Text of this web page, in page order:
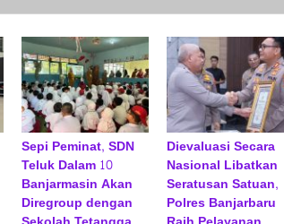
Sepi Peminat, SDN
Teluk Dalam 10
Banjarmasin Akan
Diregroup dengan
Dievaluasi Secara
Nasional Libatkan
Seratusan Satuan,
Polres Banjarbaru